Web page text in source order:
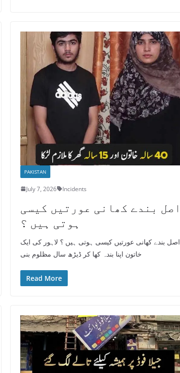
PAKISTAN
July 7, 2026 Incidents
اصل بندے کھانی عورتیں کیسی
ہوتی ہیں ؟
اصل بندے کھانی عورتیں کیسی ہوتی ہیں ؟ لاہور کی ایک
خاتون اپنا بندہ کھا کر ڈیڑھ سال مظلوم بنی
Read More